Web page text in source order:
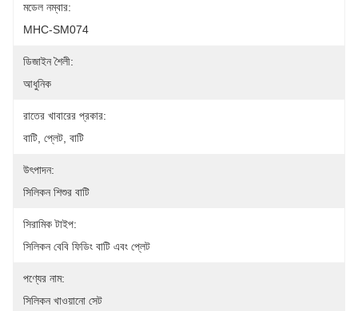
মডেল নম্বার:
MHC-SM074
ডিজাইন শৈলী:
আধুনিক
রাতের খাবারের প্রকার:
বাটি, প্লেট, বাটি
উৎপাদন:
সিলিকন শিশুর বাটি
সিরামিক টাইপ:
সিলিকন বেবি ফিডিং বাটি এবং প্লেট
পণ্যের নাম:
সিলিকন খাওয়ানো সেট